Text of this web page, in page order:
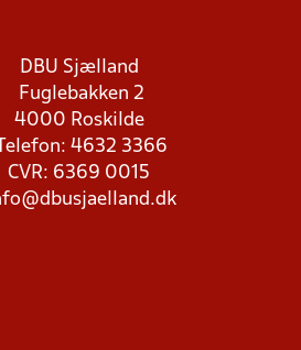
DBU Sjælland
Fuglebakken 2
4000 Roskilde
Telefon: 4632 3366
CVR: 6369 0015